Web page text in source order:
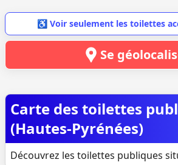
♿ Voir seulement les toilettes
Se
Carte des toilettes
(Hautes-Pyrénées)
Découvrez les toilettes publiques